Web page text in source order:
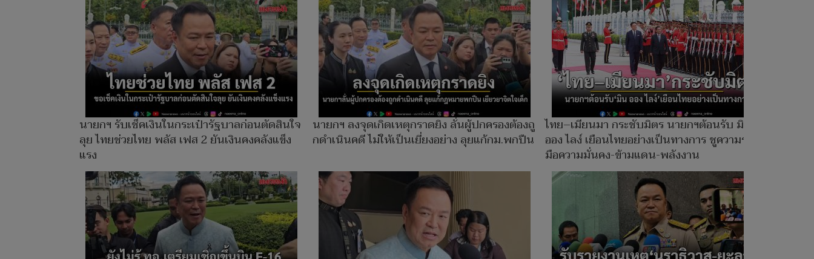
นายกฯ รับเช็คเงินในกระเป๋ารัฐบาลก่อนตัดสินใจ
ลุย ไทยช่วยไทย พลัส เฟส 2 ยันเงินคงคลังแข็ง
แรง
นายกฯ ลงจุดเกิดเหตุกราดยิง ลั่นผู้ปกครองต้องถู
กดําเนินคดี ไม่ให้เป็นเยี่ยงอย่าง ลุยแก้กม.พกปืน
ไทย–เมียนมา กระชับมิตร นายกฯต้อนรับ มิน
ออง ไลง์ เยือนไทยอย่างเป็นทางการ ชูความร่วม
มือความมั่นคง-ข้ามแดน-พลังงาน